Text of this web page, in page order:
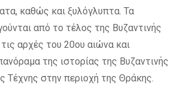
καθώς και ξυλόγλυπτα. Τα
από το τέλος της Βυζαντινής
αρχές του 20ου αιώνα και
της ιστορίας της Βυζαντινής
Τέχνης στην περιοχή της Θράκης.